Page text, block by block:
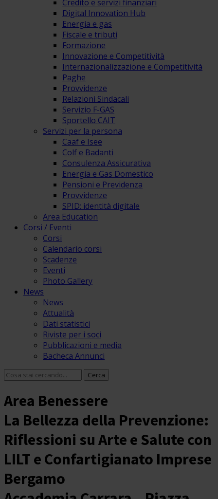
Credito e servizi finanziari
Digital Innovation Hub
Energia e gas
Fiscale e tributi
Formazione
Innovazione e Competitività
Internazionalizzazione e Competitività
Paghe
Provvidenze
Relazioni Sindacali
Servizio F-GAS
Sportello CAIT
Servizi per la persona
Caaf e Isee
Colf e Badanti
Consulenza Assicurativa
Energia e Gas Domestico
Pensioni e Previdenza
Provvidenze
SPID: identità digitale
Area Education
Corsi / Eventi
Corsi
Calendario corsi
Scadenze
Eventi
Photo Gallery
News
News
Attualità
Dati statistici
Riviste per i soci
Pubblicazioni e media
Bacheca Annunci
Area Benessere
La Bellezza della Prevenzione:
Riflessioni su Arte e Salute con
LILT e Confartigianato Imprese
Bergamo